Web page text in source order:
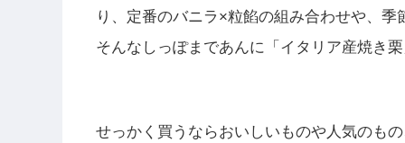
り、定番のバニラ×粒餡の組み合わせや、
そんなしっぽまであんに「イタリア産焼き
せっかく買うならおいしいものや人気のも